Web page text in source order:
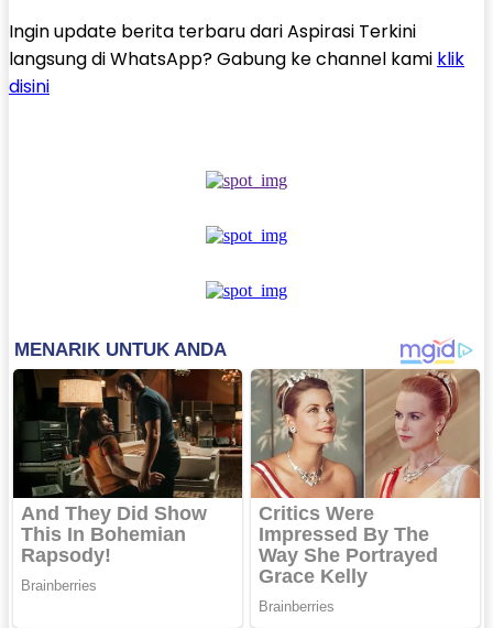
Ingin update berita terbaru dari Aspirasi Terkini
langsung di WhatsApp? Gabung ke channel kami klik
disini